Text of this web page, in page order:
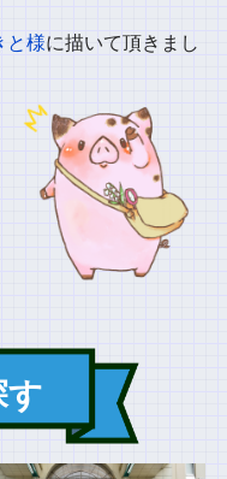
と様に描いて頂きまし
す